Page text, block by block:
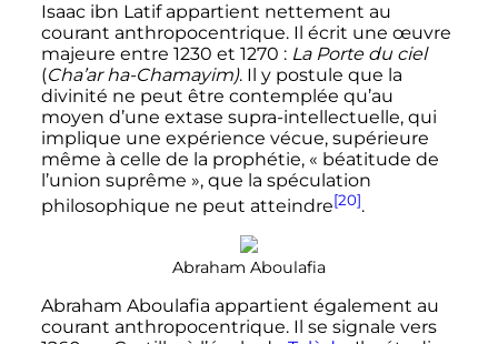
Isaac ibn Latif appartient nettement au
courant anthropocentrique. Il écrit une œuvre
majeure entre 1230 et 1270 : La Porte du ciel
(Cha’ar ha-Chamayim). Il y postule que la
divinité ne peut être contemplée qu’au
moyen d’une extase supra-intellectuelle, qui
implique une expérience vécue, supérieure
même à celle de la prophétie, « béatitude de
l’union suprême », que la spéculation
philosophique ne peut atteindre[20].
Abraham Aboulafia
Abraham Aboulafia appartient également au
courant anthropocentrique. Il se signale vers